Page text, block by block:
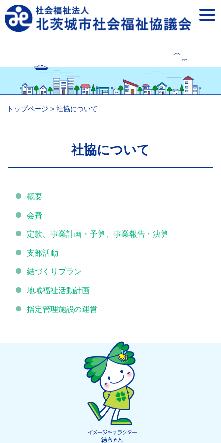
トップページ > 社協について
社協について
概要
会費
定款、事業計画・予算、事業報告・決算
支部活動
結づくりプラン
地域福祉活動計画
指定管理施設の運営